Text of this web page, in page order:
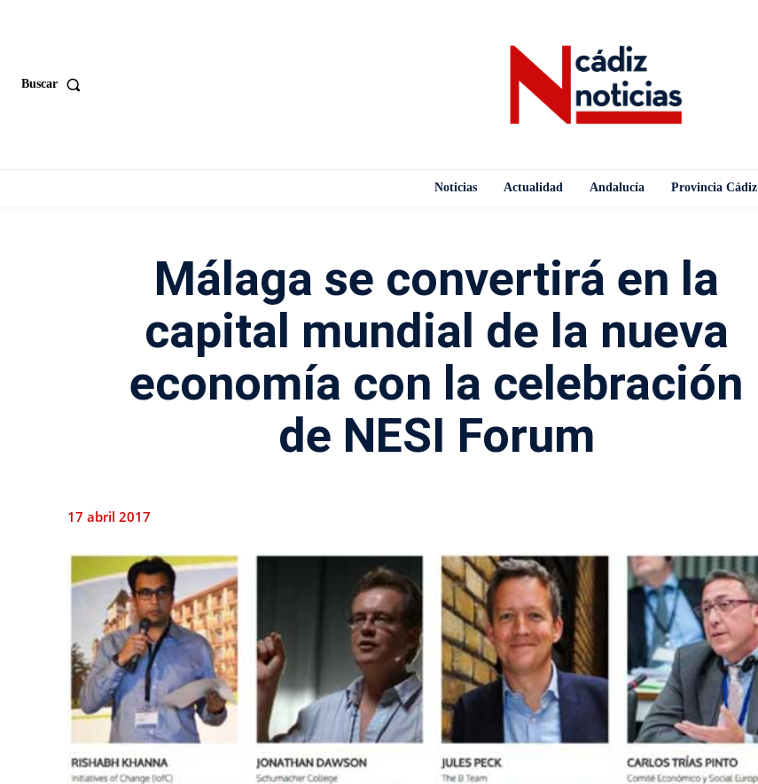
Buscar
Noticias Actualidad Andalucía Provincia Cádiz
Málaga se convertirá en la
capital mundial de la nueva
economía con la celebración
de NESI Forum
17 abril 2017